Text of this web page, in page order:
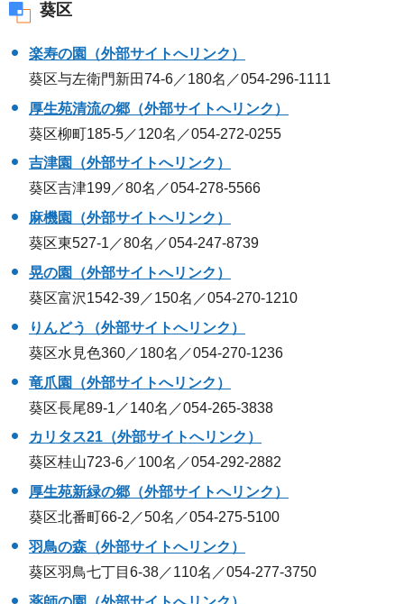
葵区
楽寿の園（外部サイトへリンク）
葵区与左衛門新田74-6／180名／054-296-1111
厚生苑清流の郷（外部サイトへリンク）
葵区柳町185-5／120名／054-272-0255
吉津園（外部サイトへリンク）
葵区吉津199／80名／054-278-5566
麻機園（外部サイトへリンク）
葵区東527-1／80名／054-247-8739
晃の園（外部サイトへリンク）
葵区富沢1542-39／150名／054-270-1210
りんどう（外部サイトへリンク）
葵区水見色360／180名／054-270-1236
竜爪園（外部サイトへリンク）
葵区長尾89-1／140名／054-265-3838
カリタス21（外部サイトへリンク）
葵区桂山723-6／100名／054-292-2882
厚生苑新緑の郷（外部サイトへリンク）
葵区北番町66-2／50名／054-275-5100
羽鳥の森（外部サイトへリンク）
葵区羽鳥七丁目6-38／110名／054-277-3750